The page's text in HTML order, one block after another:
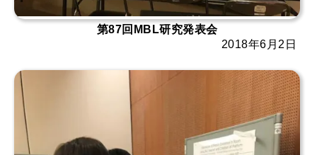
第87回MBL研究発表会
2018年6月2日